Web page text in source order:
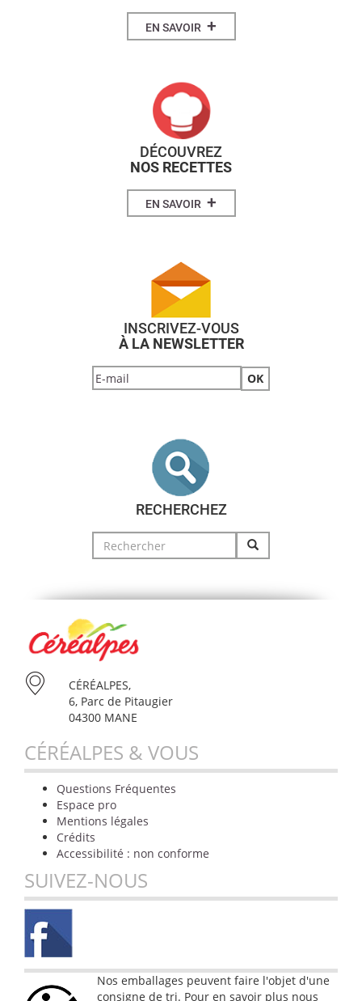
EN SAVOIR +
DÉCOUVREZ
NOS RECETTES
EN SAVOIR +
INSCRIVEZ-VOUS
À LA NEWSLETTER
RECHERCHEZ
Search
for:
CÉRÉALPES,
6, Parc de Pitaugier
04300 MANE
CÉRÉALPES & VOUS
Questions Fréquentes
Espace pro
Mentions légales
Crédits
Accessibilité : non conforme
SUIVEZ-NOUS
Nos emballages peuvent faire l'objet d'une
consigne de tri. Pour en savoir plus nous